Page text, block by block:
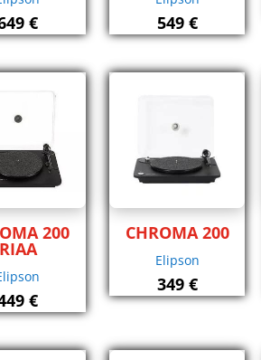
€ 549 €
200
RIAA
€
CHROMA 200
Elipson
349 €